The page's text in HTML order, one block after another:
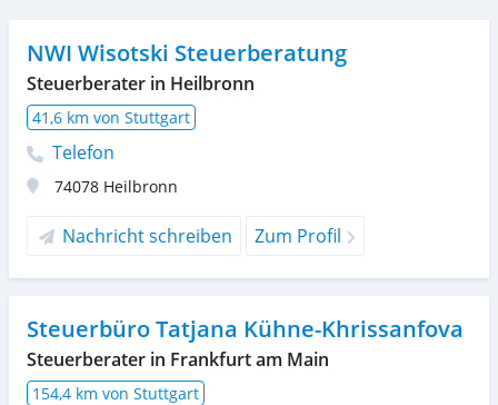
NWI Wisotski Steuerberatung
Steuerberater in Heilbronn
41,6 km von Stuttgart
Telefon
74078 Heilbronn
Nachricht schreiben Zum Profil
Steuerbüro Tatjana Kühne-Khrissanfova
Steuerberater in Frankfurt am Main
154,4 km von Stuttgart